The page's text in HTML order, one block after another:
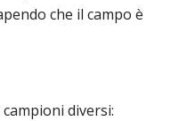
che il campo è
diversi: